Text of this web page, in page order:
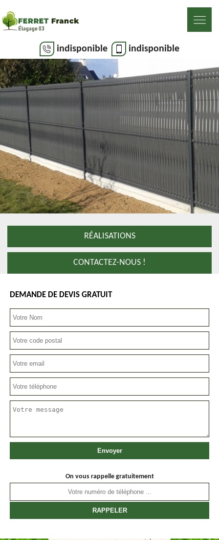
indisponible indisponible
RÉALISATIONS
CONTACTEZ-NOUS !
DEMANDE DE DEVIS GRATUIT
On vous rappelle gratuitement